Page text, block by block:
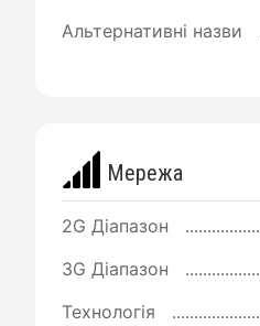
Альтернативні назви
Мережа
2G Діапазон
3G Діапазон
Технологія